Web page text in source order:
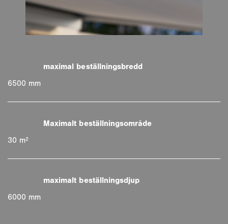
6500 mm
30 m²
6000 mm